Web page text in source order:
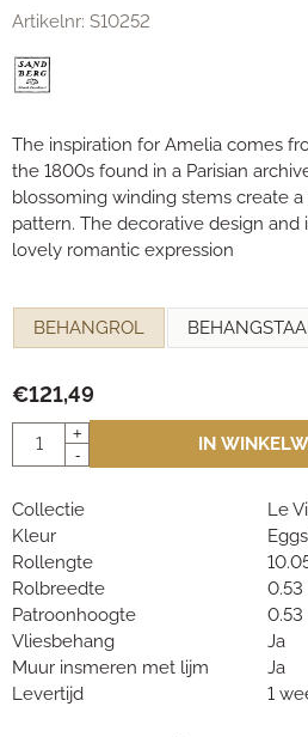
Artikelnr: S10252
The inspiration for Amelia comes
the 1800s found in a Parisian
blossoming winding stems create
pattern. The decorative design and
lovely romantic expression
BEHANGROL
€121,49
Aantal
+
-
IN
Collectie
Le
Kleur
Rollengte
Rolbreedte
0.53
Patroonhoogte
0.53
Vliesbehang
Ja
Muur insmeren met lijm
Ja
Levertijd
1